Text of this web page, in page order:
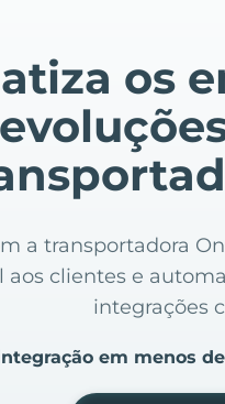
os
a transportadora
clientes e
integrações
em menos